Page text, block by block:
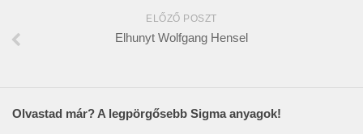
ELŐZŐ POSZT
Elhunyt Wolfgang Hensel
Olvastad már? A legpörgősebb Sigma anyagok!